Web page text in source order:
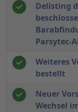
Delisting
Parsytec-
Weiteres
bestellt
Neuer
Wechsel